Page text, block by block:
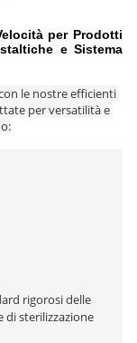
per Prodotti
e Sistema
le nostre efficienti
per versatilità e
rigorosi delle
di sterilizzazione